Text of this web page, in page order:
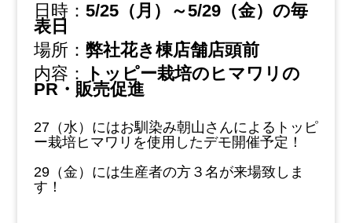
日時： 5/25（月）～5/29（金）の毎
表日
場所： 弊社花き棟店舗店頭前
内容：
トッピー栽培のヒマワリの
PR・販売促進
27（水）にはお馴染み朝山さんによるトッピ
ー栽培ヒマワリを使用したデモ開催予定！
29（金）には生産者の方３名が来場致しま
す！